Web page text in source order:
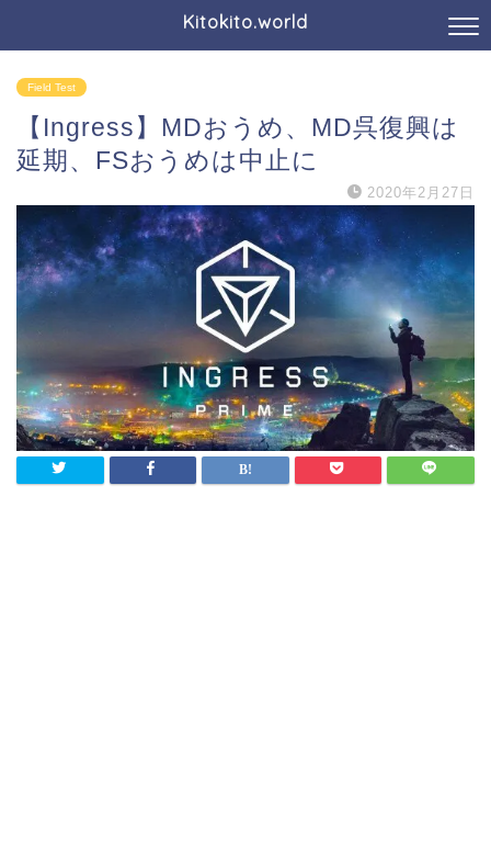
Kitokito.world
Field Test
【Ingress】MDおうめ、MD呉復興は
延期、FSおうめは中止に
2020年2月27日